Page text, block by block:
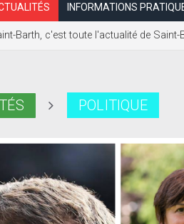
INFORMATIONS
Barth, c'est toute l'actualité de Saint-
POLITIQUE